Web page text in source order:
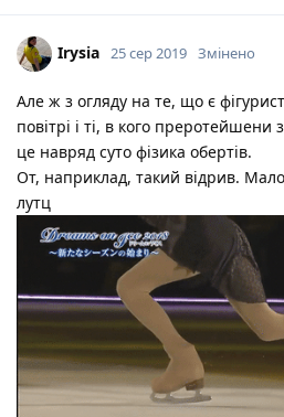
Irysia 25 сер 2019 Змінено
Але ж з огляду на те, що є
повітрі і ті, в кого преротейшени
це навряд суто фізика обертів.
От, наприклад, такий відрив.
лутц